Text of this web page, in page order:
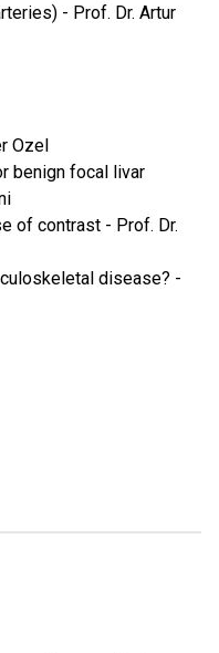
- Prof. Dr. Artur
Ozel
benign focal livar
of contrast - Prof. Dr.
disease? -